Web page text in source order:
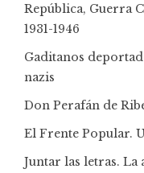
República, Guerra
1931-1946
Gaditanos
nazis
Don Perafán de
El Frente Popular.
Juntar las letras.